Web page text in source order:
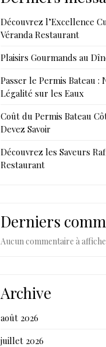
Découvrez l’Excellence
Véranda Restaurant
Plaisirs Gourmands au
Passer le Permis Bateau :
Légalité sur les Eaux
Coût du Permis Bateau
Devez Savoir
Découvrez les Saveurs
Restaurant
Derniers
Aucun commentaire à
Archive
août 2026
juillet 2026